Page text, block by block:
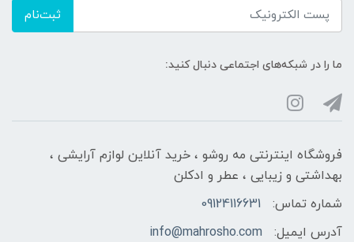
ثبت‌نام
ما را در شبکه‌های اجتماعی دنبال کنید:
فروشگاه اینترنتی مه‌ رو‌شو ، خرید آنلاین لوازم آرایشی ،
بهداشتی و زیبایی ، عطر و ادکلن
شماره تماس:
09124116631
آدرس ایمیل:
info@mahrosho.com